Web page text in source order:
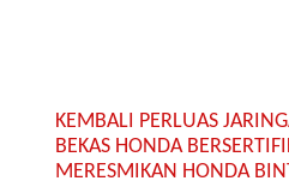
KEMBALI PERLUAS
BEKAS HONDA
MERESMIKAN HONDA